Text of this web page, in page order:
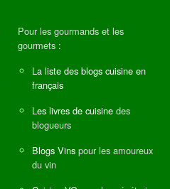
Pour les gourmands et les
gourmets :
La liste des blogs cuisine en
français
Les livres de cuisine des
blogueurs
Blogs Vins pour les amoureux
du vin